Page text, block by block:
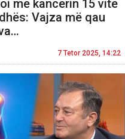
me kancerin 15 vite
Vajza më qau
7 Tetor 2025, 14:22